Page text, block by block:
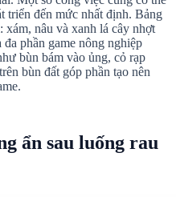
triển đến mức nhất định. Bảng
xám, nâu và xanh lá cây nhợt
phần game nông nghiệp
bùn bám vào ủng, cỏ rạp
bùn đất góp phần tạo nên
ẩn sau luống rau